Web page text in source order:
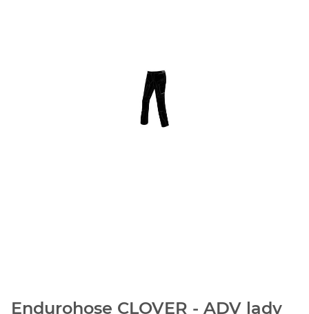
Endurohose CLOVER - ADV lady